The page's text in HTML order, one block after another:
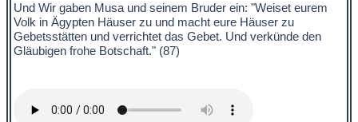
Und Wir gaben Musa und seinem Bruder ein: "Weiset eurem
Volk in Ägypten Häuser zu und macht eure Häuser zu
Gebetsstätten und verrichtet das Gebet. Und verkünde den
Gläubigen frohe Botschaft." (87)